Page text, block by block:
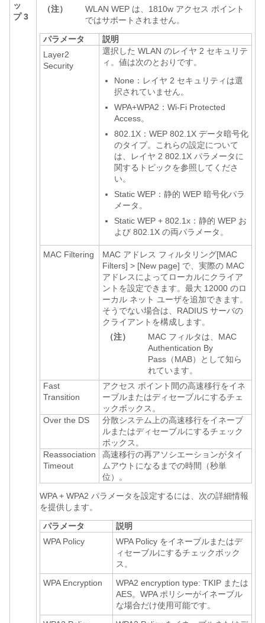
ッ
プ 3
（注）
WLAN WEP は、1810w アクセス ポイント
ではサポートされません。
パラメータ
説明
Layer2
Security
選択した WLAN のレイヤ 2 セキュリテ
ィ。値は次のとおりです。
None：レイヤ 2 セキュリティは選
択されていません。
WPA+WPA2：Wi-Fi Protected
Access。
802.1X：WEP 802.1X データ暗号化
のタイプ。これらの設定について
は、レイヤ 2 802.1X パラメータに
関するトピックを参照してくださ
い。
Static WEP：静的 WEP 暗号化パラ
メータ。
Static WEP + 802.1x：静的 WEP お
よび 802.1X の両パラメータ。
MAC Filtering MAC アドレス フィルタリング[MAC
Filters] > [New page] で、実際の MAC
アドレスによってローカルにクライア
ントを設定できます。最大 12000 のロ
ーカル ネット ユーザを追加できます。
そうでない場合は、RADIUS サーバの
クライアントを構成します。
（注）
MAC フィルタは、MAC
Authentication By
Pass（MAB）として知ら
れています。
Fast
Transition
アクセス ポイント間の高速移行をイネ
ーブルまたはディセーブルにするチェ
ックボックス。
Over the DS
分散システム上の高速移行をイネーブ
ルまたはディセーブルにするチェック
ボックス。
Reassociation
Timeout
高速移行の再アソシエーションがタイ
ムアウトになるまでの時間（秒単
位）。
WPA + WPA2 パラメータを設定するには、次の詳細情報
を提供します。
パラメータ
説明
WPA Policy
WPA Policy をイネーブルまたはデ
ィセーブルにするチェックボック
ス。
WPA Encryption
WPA2 encryption type: TKIP または
AES。WPA ポリシーがイネーブル
な場合だけ使用可能です。